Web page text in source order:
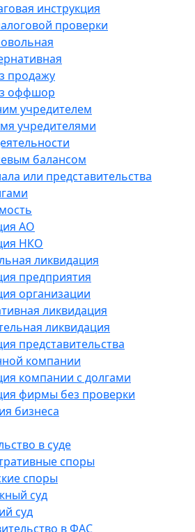
инструкция
проверки
продажу
оффшор
учредителем
учредителями
балансом
или представительства
АО
НКО
ликвидация
предприятия
организации
ликвидация
ликвидация
представительства
компании
компании с долгами
фирмы без проверки
бизнеса
в суде
споры
споры
суд
суд
в ФАС